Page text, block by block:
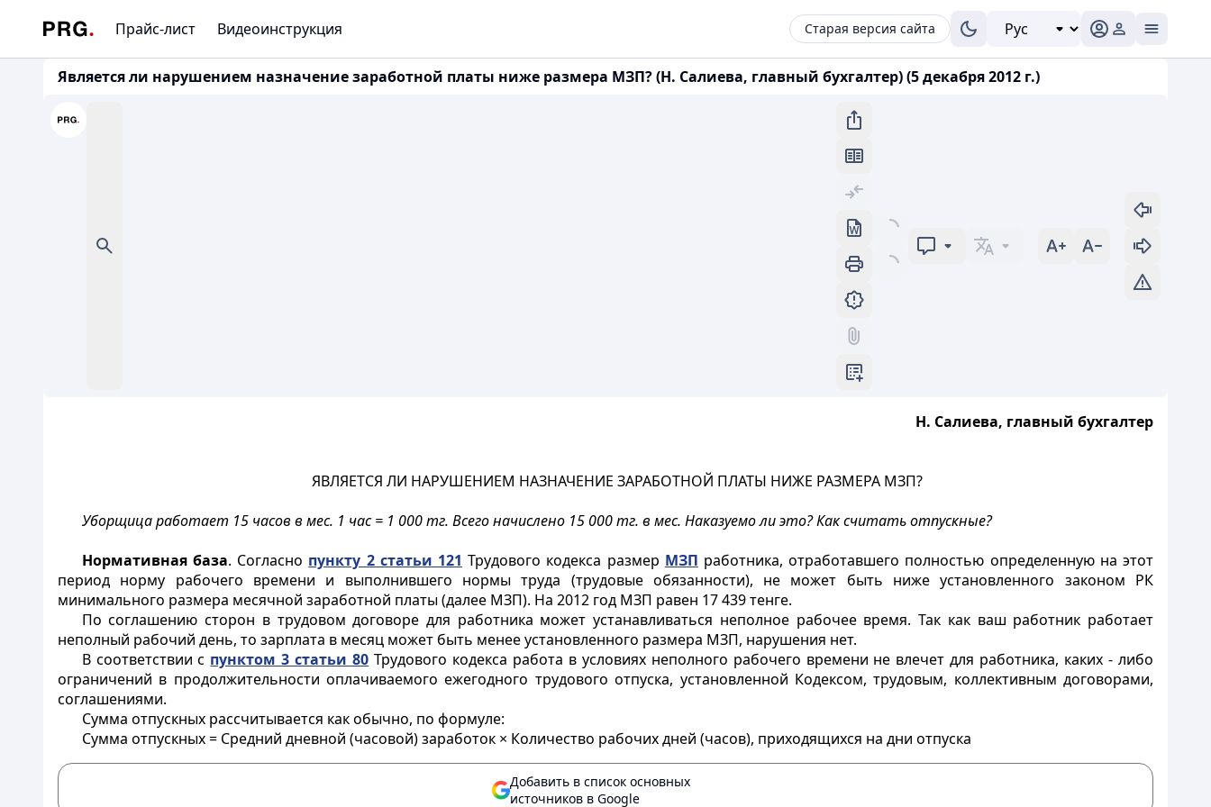
Прайс-лист Видеоинструкция Старая версия сайта
Является ли нарушением назначение заработной платы ниже размера МЗП? (Н. Салиева, главный бухгалтер) (5 декабря 2012 г.)
Н. Салиева, главный бухгалтер
ЯВЛЯЕТСЯ ЛИ НАРУШЕНИЕМ НАЗНАЧЕНИЕ ЗАРАБОТНОЙ ПЛАТЫ НИЖЕ РАЗМЕРА МЗП?
Уборщица работает 15 часов в мес. 1 час = 1 000 тг. Всего начислено 15 000 тг. в мес. Наказуемо ли это? Как считать отпускные?
Нормативная база. Согласно пункту 2 статьи 121 Трудового кодекса размер МЗП работника, отработавшего полностью определенную на этот
период норму рабочего времени и выполнившего нормы труда (трудовые обязанности), не может быть ниже установленного законом РК
минимального размера месячной заработной платы (далее МЗП). На 2012 год МЗП равен 17 439 тенге.
По соглашению сторон в трудовом договоре для работника может устанавливаться неполное рабочее время. Так как ваш работник работает
неполный рабочий день, то зарплата в месяц может быть менее установленного размера МЗП, нарушения нет.
В соответствии с пунктом 3 статьи 80 Трудового кодекса работа в условиях неполного рабочего времени не влечет для работника, каких - либо
ограничений в продолжительности оплачиваемого ежегодного трудового отпуска, установленной Кодексом, трудовым, коллективным договорами,
соглашениями.
Сумма отпускных рассчитывается как обычно, по формуле:
Сумма отпускных = Средний дневной (часовой) заработок × Количество рабочих дней (часов), приходящихся на дни отпуска
Добавить в список основных
источников в Google